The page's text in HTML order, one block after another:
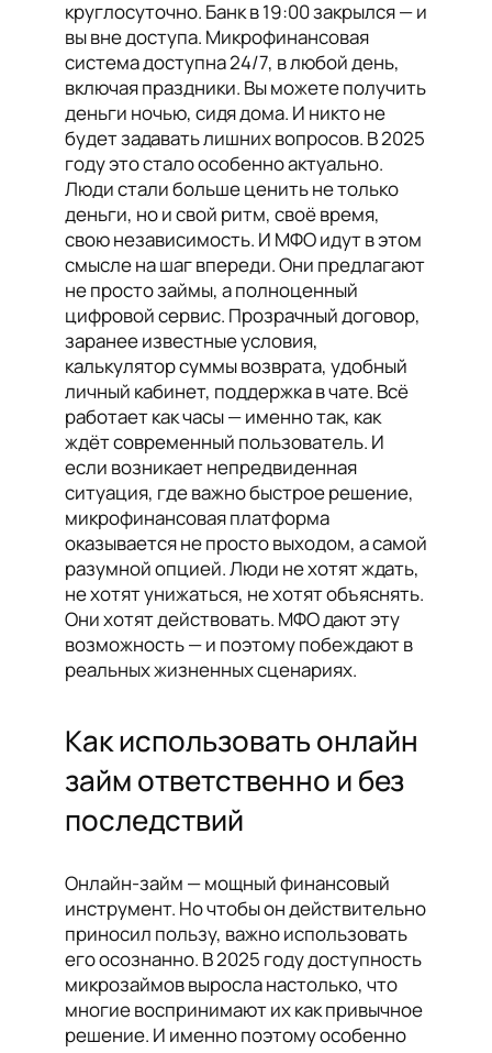
круглосуточно. Банк в 19:00 закрылся — и
вы вне доступа. Микрофинансовая
система доступна 24/7, в любой день,
включая праздники. Вы можете получить
деньги ночью, сидя дома. И никто не
будет задавать лишних вопросов. В 2025
году это стало особенно актуально.
Люди стали больше ценить не только
деньги, но и свой ритм, своё время,
свою независимость. И МФО идут в этом
смысле на шаг впереди. Они предлагают
не просто займы, а полноценный
цифровой сервис. Прозрачный договор,
заранее известные условия,
калькулятор суммы возврата, удобный
личный кабинет, поддержка в чате. Всё
работает как часы — именно так, как
ждёт современный пользователь. И
если возникает непредвиденная
ситуация, где важно быстрое решение,
микрофинансовая платформа
оказывается не просто выходом, а самой
разумной опцией. Люди не хотят ждать,
не хотят унижаться, не хотят объяснять.
Они хотят действовать. МФО дают эту
возможность — и поэтому побеждают в
реальных жизненных сценариях.
Как использовать онлайн
займ ответственно и без
последствий
Онлайн-займ — мощный финансовый
инструмент. Но чтобы он действительно
приносил пользу, важно использовать
его осознанно. В 2025 году доступность
микрозаймов выросла настолько, что
многие воспринимают их как привычное
решение. И именно поэтому особенно